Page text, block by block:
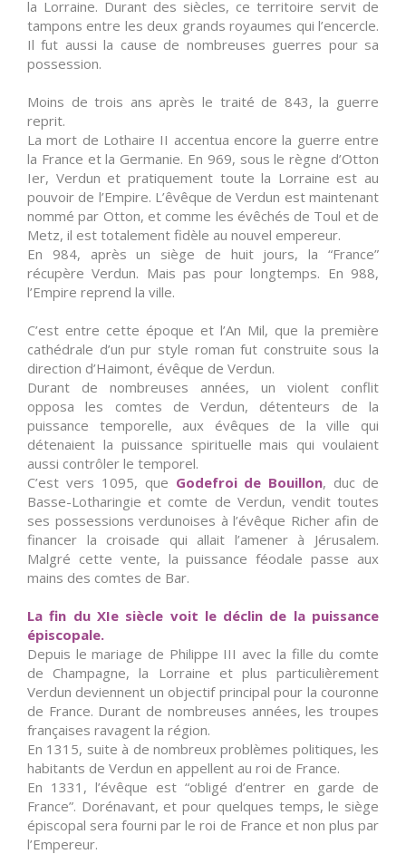
la Lorraine. Durant des siècles, ce territoire servit de
tampons entre les deux grands royaumes qui l’encercle.
Il fut aussi la cause de nombreuses guerres pour sa
possession.
Moins de trois ans après le traité de 843, la guerre
reprit.
La mort de Lothaire II accentua encore la guerre entre
la France et la Germanie. En 969, sous le règne d’Otton
Ier, Verdun et pratiquement toute la Lorraine est au
pouvoir de l’Empire. L’êvêque de Verdun est maintenant
nommé par Otton, et comme les évêchés de Toul et de
Metz, il est totalement fidèle au nouvel empereur.
En 984, après un siège de huit jours, la “France”
récupère Verdun. Mais pas pour longtemps. En 988,
l’Empire reprend la ville.
C’est entre cette époque et l’An Mil, que la première
cathédrale d’un pur style roman fut construite sous la
direction d’Haimont, évêque de Verdun.
Durant de nombreuses années, un violent conflit
opposa les comtes de Verdun, détenteurs de la
puissance temporelle, aux évêques de la ville qui
détenaient la puissance spirituelle mais qui voulaient
aussi contrôler le temporel.
C’est vers 1095, que Godefroi de Bouillon, duc de
Basse-Lotharingie et comte de Verdun, vendit toutes
ses possessions verdunoises à l’évêque Richer afin de
financer la croisade qui allait l’amener à Jérusalem.
Malgré cette vente, la puissance féodale passe aux
mains des comtes de Bar.
La fin du XIe siècle voit le déclin de la puissance
épiscopale.
Depuis le mariage de Philippe III avec la fille du comte
de Champagne, la Lorraine et plus particulièrement
Verdun deviennent un objectif principal pour la couronne
de France. Durant de nombreuses années, les troupes
françaises ravagent la région.
En 1315, suite à de nombreux problèmes politiques, les
habitants de Verdun en appellent au roi de France.
En 1331, l’évêque est “obligé d’entrer en garde de
France”. Dorénavant, et pour quelques temps, le siège
épiscopal sera fourni par le roi de France et non plus par
l’Empereur.